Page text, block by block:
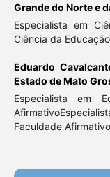
Grande do Norte e
Especialista em
Ciência da
Eduardo
Estado de Mato
Especialista em
Faculdade Afirmativo